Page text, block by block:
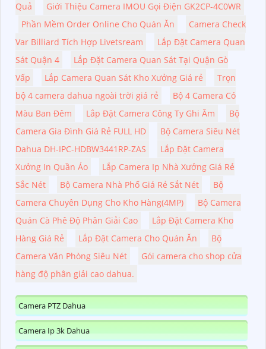
Quả
Giới Thiệu Camera IMOU Gọi Điện GK2CP-4C0WR
Phần Mềm Order Online Cho Quán Ăn
Camera Check
Var Billiard Tích Hợp Livetsream
Lắp Đặt Camera Quan
Sát Quận 4
Lắp Đặt Camera Quan Sát Tại Quận Gò
Vấp
Lắp Camera Quan Sát Kho Xưởng Giá rẻ
Trọn
bộ 4 camera dahua ngoài trời giá rẻ
Bộ 4 Camera Có
Màu Ban Đêm
Lắp Đặt Camera Công Ty Ghi Âm
Bộ
Camera Gia Đình Giá Rẻ FULL HD
Bộ Camera Siêu Nét
Dahua DH-IPC-HDBW3441RP-ZAS
Lắp Đặt Camera
Xưởng In Quần Áo
Lắp Camera Ip Nhà Xưởng Giá Rẻ
Sắc Nét
Bộ Camera Nhà Phố Giá Rẻ Sắt Nét
Bộ
Camera Chuyên Dụng Cho Kho Hàng(4MP)
Bộ Camera
Quán Cà Phê Độ Phân Giải Cao
Lắp Đặt Camera Kho
Hàng Giá Rẻ
Lắp Đặt Camera Cho Quán Ăn
Bộ
Camera Văn Phòng Siêu Nét
Gói camera cho shop cửa
hàng độ phân giải cao dahua.
Camera PTZ Dahua
Camera Ip 3k Dahua